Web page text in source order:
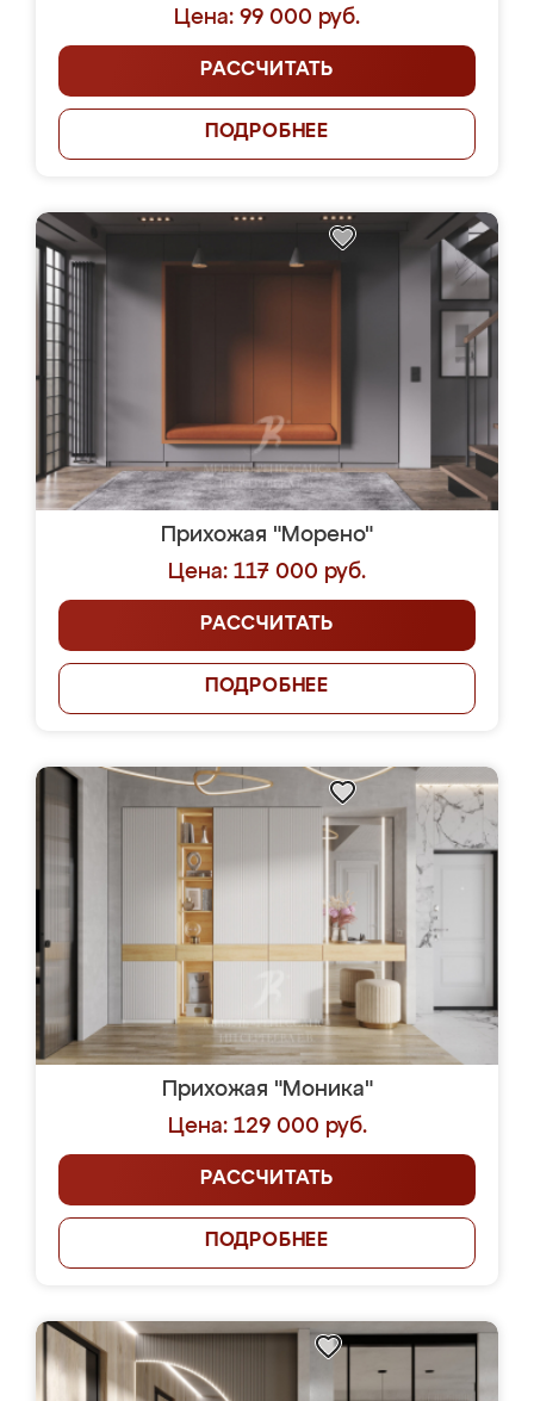
Цена: 99 000 руб.
РАССЧИТАТЬ
ПОДРОБНЕЕ
Прихожая "Морено"
Цена: 117 000 руб.
РАССЧИТАТЬ
ПОДРОБНЕЕ
Прихожая "Моника"
Цена: 129 000 руб.
РАССЧИТАТЬ
ПОДРОБНЕЕ